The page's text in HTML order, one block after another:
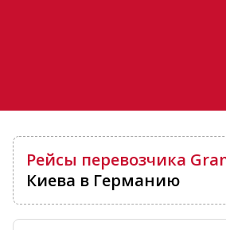
Рейсы перевозчика
Киева в Германию